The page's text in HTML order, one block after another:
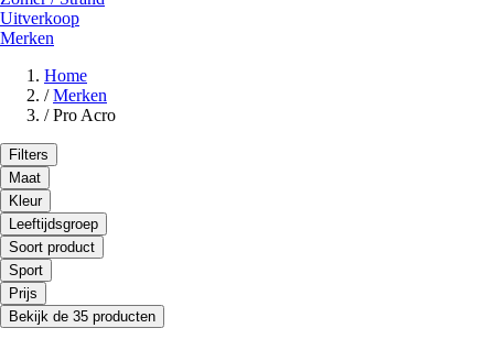
Uitverkoop
Merken
Home
/ Merken
/ Pro Acro
Filters
Maat
Kleur
Leeftijdsgroep
Soort product
Sport
Prijs
Bekijk de 35 producten